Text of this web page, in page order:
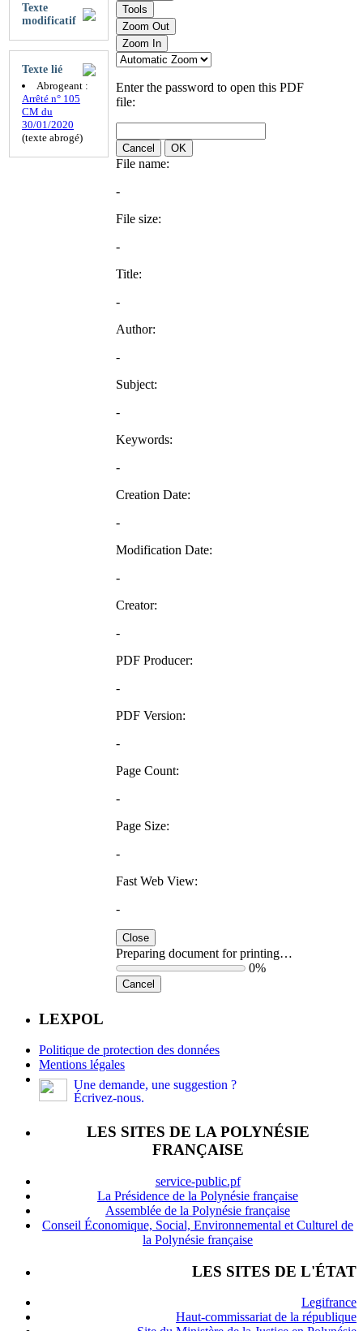
Texte
modificatif
Texte lié
Abrogeant :
Arrêté n° 105
CM du
30/01/2020
(texte abrogé)
Tools
Zoom Out
Zoom In
Enter the password to open this PDF
file:
Cancel OK
File name:
-
File size:
-
Title:
-
Author:
-
Subject:
-
Keywords:
-
Creation Date:
-
Modification Date:
-
Creator:
-
PDF Producer:
-
PDF Version:
-
Page Count:
-
Page Size:
-
Fast Web View:
-
Close
Preparing document for printing…
0%
Cancel
LEXPOL
Politique de protection des données
Mentions légales
Une demande, une suggestion ?
Écrivez-nous.
LES SITES DE LA POLYNÉSIE
FRANÇAISE
service-public.pf
La Présidence de la Polynésie française
Assemblée de la Polynésie française
Conseil Économique, Social, Environnemental et Culturel de
la Polynésie française
LES SITES DE L'ÉTAT
Legifrance
Haut-commissariat de la république